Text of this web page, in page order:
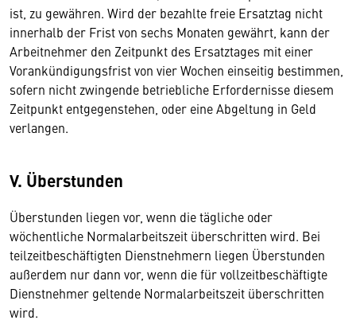
ist, zu gewähren. Wird der bezahlte freie Ersatztag nicht
innerhalb der Frist von sechs Monaten gewährt, kann der
Arbeitnehmer den Zeitpunkt des Ersatztages mit einer
Vorankündigungsfrist von vier Wochen einseitig bestimmen,
sofern nicht zwingende betriebliche Erfordernisse diesem
Zeitpunkt entgegenstehen, oder eine Abgeltung in Geld
verlangen.
V. Überstunden
Überstunden liegen vor, wenn die tägliche oder
wöchentliche Normalarbeitszeit überschritten wird. Bei
teilzeitbeschäftigten Dienstnehmern liegen Überstunden
außerdem nur dann vor, wenn die für vollzeitbeschäftigte
Dienstnehmer geltende Normalarbeitszeit überschritten
wird.